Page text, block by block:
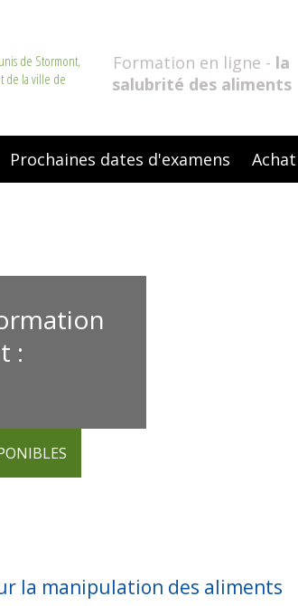
de Stormont,
de la ville de
Formation en ligne - la
salubrité des aliments
Prochaines dates d'examens
:
la manipulation des aliments